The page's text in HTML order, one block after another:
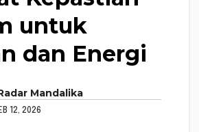
untuk
dan Energi
Mandalika
12, 2026